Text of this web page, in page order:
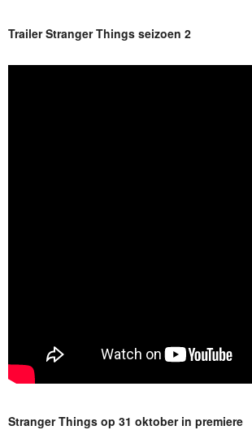
Trailer Stranger Things seizoen 2
Stranger Things op 31 oktober in premiere